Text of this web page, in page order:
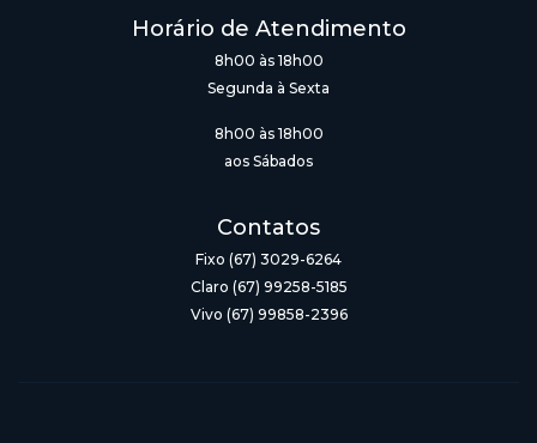
Horário de Atendimento
8h00 às 18h00
Segunda à Sexta
8h00 às 18h00
aos Sábados
Contatos
Fixo (67) 3029-6264
Claro (67) 99258-5185
Vivo (67) 99858-2396